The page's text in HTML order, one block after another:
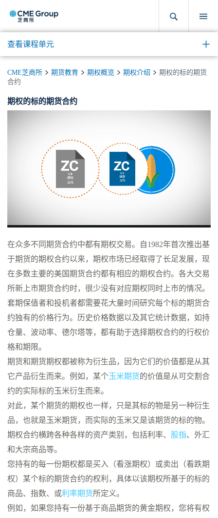
查看课程单元
CME芝商所 期货教育 期权概览 期权介绍
期权的标的期货
合约
期权的标的期货合约
在众多不同期货合约中都有期权交易。自1982年首次推出基
于期货的期权合约以来，期权市场已经取得了长足发展，现
在多数主要的美国期货合约都有相应的期权合约。各大交易
所新上市期货合约时，很少没有对应期权同时上市的情况。
套期保值者和投机者都需要花大量时间研究每个标的期货合
约独有的价格行为。历史价格数据以及其它统计数据，如持
仓量、波动率、德尔塔等，都有助于选择期权合约的行权价
格和期限。
期货和期货期权都被称为衍生品，因为它们的价值都是从其
它产品衍生而来。例如，某个玉米期货的价值是从可交割合
约的实际标的玉米衍生而来。
对此，某个期货的期权也一样，只是其标的物是另一种衍生
品，也就是玉米期货，而实际的玉米又是该期货的标的物。
期权合约横跨各种各样的资产类别，包括利率、 股指、外汇
和大宗商品等。
您持有的每一份期权都是买入（看涨期权）或卖出（看跌期
权）某个标的期货合约的权利，具体以该期权所基于的标的
商品、指数、或利率期货所定义。
例如，如果您持有一份基于商品期货的黄金期权，您将有权